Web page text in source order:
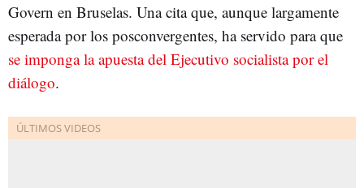
Govern en Bruselas. Una cita que, aunque largamente
esperada por los posconvergentes, ha servido para que
se imponga la apuesta del Ejecutivo socialista por el
diálogo.